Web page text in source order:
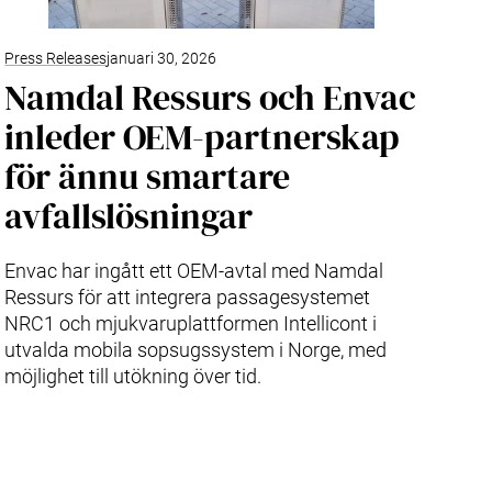
Press Releasesjanuari 30, 2026
Namdal Ressurs och Envac
inleder OEM-partnerskap
för ännu smartare
avfallslösningar
Envac har ingått ett OEM-avtal med Namdal
Ressurs för att integrera passagesystemet
NRC1 och mjukvaruplattformen Intellicont i
utvalda mobila sopsugssystem i Norge, med
möjlighet till utökning över tid.